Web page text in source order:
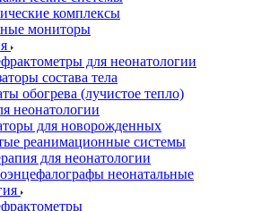
комплексы
мониторы
для неонатологии
состава тела
обогрева (лучистое тепло)
неонатологии
для новорожденных
реанимационные системы
для неонатологии
неонатальные